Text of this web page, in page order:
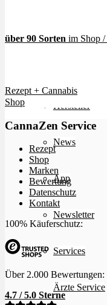
Neue Sorten
Hersteller
News
App
Newsletter
Services
Ärzte Service
über 90 Sorten im Shop
Rezept + Cannabis
Shop
CannaZen Service
Rezept
Shop
Marken
Bewertung
Datenschutz
Kontakt
100% Käuferschutz:
Über 2.000 Bewertungen:
4.7 / 5.0 Sterne